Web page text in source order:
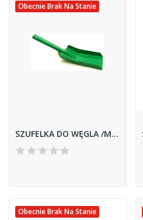
Obecnie Brak Na Stanie
SZUFELKA DO WĘGLA /MAŁA/
Obecnie Brak Na Stanie